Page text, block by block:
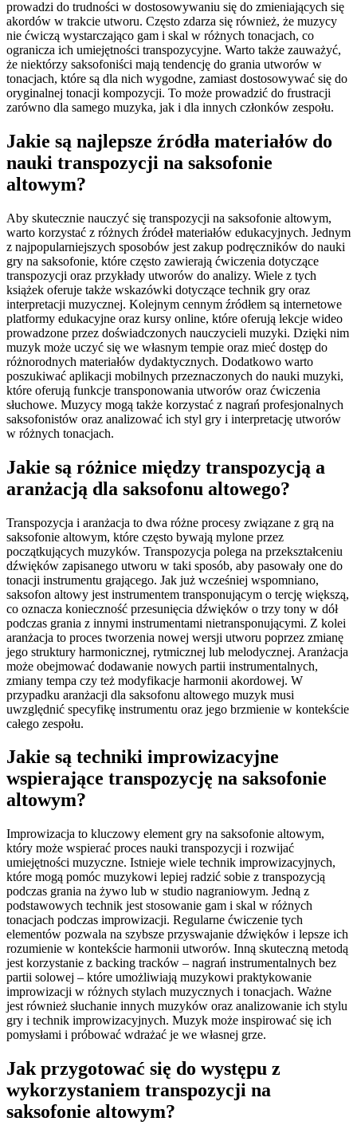
prowadzi do trudności w dostosowywaniu się do zmieniających się
akordów w trakcie utworu. Często zdarza się również, że muzycy
nie ćwiczą wystarczająco gam i skal w różnych tonacjach, co
ogranicza ich umiejętności transpozycyjne. Warto także zauważyć,
że niektórzy saksofoniści mają tendencję do grania utworów w
tonacjach, które są dla nich wygodne, zamiast dostosowywać się do
oryginalnej tonacji kompozycji. To może prowadzić do frustracji
zarówno dla samego muzyka, jak i dla innych członków zespołu.
Jakie są najlepsze źródła materiałów do
nauki transpozycji na saksofonie
altowym?
Aby skutecznie nauczyć się transpozycji na saksofonie altowym,
warto korzystać z różnych źródeł materiałów edukacyjnych. Jednym
z najpopularniejszych sposobów jest zakup podręczników do nauki
gry na saksofonie, które często zawierają ćwiczenia dotyczące
transpozycji oraz przykłady utworów do analizy. Wiele z tych
książek oferuje także wskazówki dotyczące technik gry oraz
interpretacji muzycznej. Kolejnym cennym źródłem są internetowe
platformy edukacyjne oraz kursy online, które oferują lekcje wideo
prowadzone przez doświadczonych nauczycieli muzyki. Dzięki nim
muzyk może uczyć się we własnym tempie oraz mieć dostęp do
różnorodnych materiałów dydaktycznych. Dodatkowo warto
poszukiwać aplikacji mobilnych przeznaczonych do nauki muzyki,
które oferują funkcje transponowania utworów oraz ćwiczenia
słuchowe. Muzycy mogą także korzystać z nagrań profesjonalnych
saksofonistów oraz analizować ich styl gry i interpretację utworów
w różnych tonacjach.
Jakie są różnice między transpozycją a
aranżacją dla saksofonu altowego?
Transpozycja i aranżacja to dwa różne procesy związane z grą na
saksofonie altowym, które często bywają mylone przez
początkujących muzyków. Transpozycja polega na przekształceniu
dźwięków zapisanego utworu w taki sposób, aby pasowały one do
tonacji instrumentu grającego. Jak już wcześniej wspomniano,
saksofon altowy jest instrumentem transponującym o tercję większą,
co oznacza konieczność przesunięcia dźwięków o trzy tony w dół
podczas grania z innymi instrumentami nietransponującymi. Z kolei
aranżacja to proces tworzenia nowej wersji utworu poprzez zmianę
jego struktury harmonicznej, rytmicznej lub melodycznej. Aranżacja
może obejmować dodawanie nowych partii instrumentalnych,
zmiany tempa czy też modyfikacje harmonii akordowej. W
przypadku aranżacji dla saksofonu altowego muzyk musi
uwzględnić specyfikę instrumentu oraz jego brzmienie w kontekście
całego zespołu.
Jakie są techniki improwizacyjne
wspierające transpozycję na saksofonie
altowym?
Improwizacja to kluczowy element gry na saksofonie altowym,
który może wspierać proces nauki transpozycji i rozwijać
umiejętności muzyczne. Istnieje wiele technik improwizacyjnych,
które mogą pomóc muzykowi lepiej radzić sobie z transpozycją
podczas grania na żywo lub w studio nagraniowym. Jedną z
podstawowych technik jest stosowanie gam i skal w różnych
tonacjach podczas improwizacji. Regularne ćwiczenie tych
elementów pozwala na szybsze przyswajanie dźwięków i lepsze ich
rozumienie w kontekście harmonii utworów. Inną skuteczną metodą
jest korzystanie z backing tracków – nagrań instrumentalnych bez
partii solowej – które umożliwiają muzykowi praktykowanie
improwizacji w różnych stylach muzycznych i tonacjach. Ważne
jest również słuchanie innych muzyków oraz analizowanie ich stylu
gry i technik improwizacyjnych. Muzyk może inspirować się ich
pomysłami i próbować wdrażać je we własnej grze.
Jak przygotować się do występu z
wykorzystaniem transpozycji na
saksofonie altowym?